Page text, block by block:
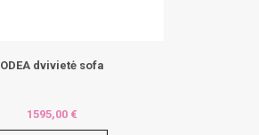
ODEA dvivietė sofa
1595,00 €